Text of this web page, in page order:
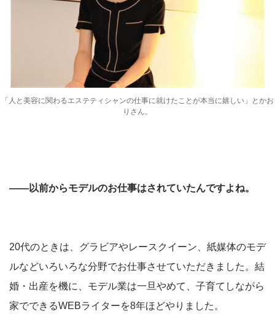
「人と美容に関わるエステティシャンの仕事に就けたことが本当に嬉しい」とかお
りさん。
――以前からモデルのお仕事はされていたんですよね。
20代のときは、グラビアやレースクイーン、紙媒体のモデ
ルなどいろいろな分野でお仕事させていただきました。結
婚・出産を機に、モデル業は一旦やめて、子育てしながら
家でできるWEBライターを8年ほどやりました。